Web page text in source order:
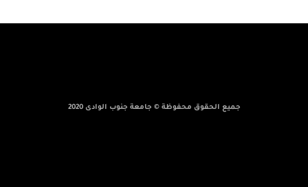
جميع الحقوق محفوظة © جامعة جنوب الوادى 2020